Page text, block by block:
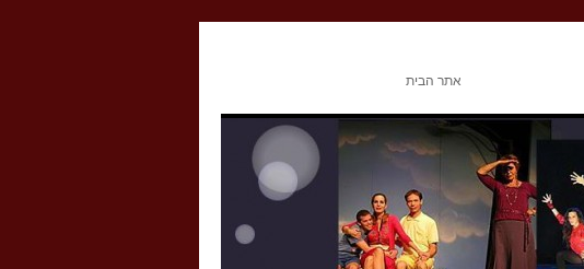
אתר הבית